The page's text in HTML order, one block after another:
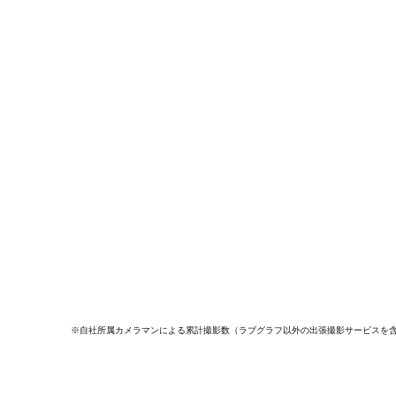
※自社所属カメラマンによる累計撮影数（ラブグラフ以外の出張撮影サービスを